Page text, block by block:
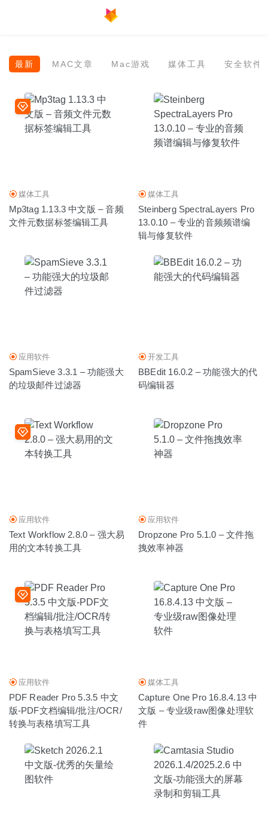
最新 MAC文章 Mac游戏 媒体工具 安全软件
媒体工具
Mp3tag 1.13.3 中文版 – 音频
文件元数据标签编辑工具
媒体工具
Steinberg SpectraLayers Pro
13.0.10 – 专业的音频频谱编
辑与修复软件
应用软件
SpamSieve 3.3.1 – 功能强大
的垃圾邮件过滤器
开发工具
BBEdit 16.0.2 – 功能强大的代
码编辑器
应用软件
Text Workflow 2.8.0 – 强大易
用的文本转换工具
应用软件
Dropzone Pro 5.1.0 – 文件拖
拽效率神器
应用软件
PDF Reader Pro 5.3.5 中文
版-PDF文档编辑/批注/OCR/
转换与表格填写工具
媒体工具
Capture One Pro 16.8.4.13 中
文版 – 专业级raw图像处理软
件
SmartZipper 2.10 中文版-简单高效的解压缩工具 2025-12-
像处理软件
Affinity Publisher 1.8.4 中文版-逆天的专业设计必备软件
2020-08-04
Adware Zap Pro 2.7.6.3 中文版-浏览器恶意广告清理及重
置工具
2020-06-11
MovieSherlock 6.1.4 中文版-视频搜索下载及视频格式转换
2020-06-03